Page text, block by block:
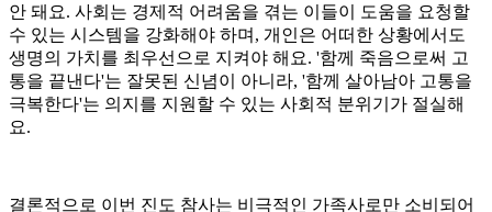
안 돼요. 사회는 경제적 어려움을 겪는 이들이 도움을 요청할
수 있는 시스템을 강화해야 하며, 개인은 어떠한 상황에서도
생명의 가치를 최우선으로 지켜야 해요. '함께 죽음으로써 고
통을 끝낸다'는 잘못된 신념이 아니라, '함께 살아남아 고통을
극복한다'는 의지를 지원할 수 있는 사회적 분위기가 절실해
요.
결론적으로 이번 진도 참사는 비극적인 가족사로만 소비되어